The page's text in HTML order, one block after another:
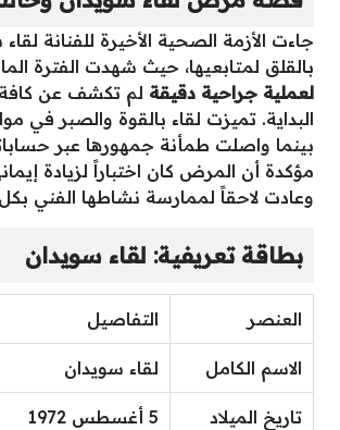
جاءت الأزمة الصحية الأخيرة للفنانة
بالقلق لمتابعيها، حيث شهدت الفترة
لعملية جراحية دقيقة لم تكشف عن
البداية. تميزت لقاء بالقوة والصبر في
بينما واصلت طمأنة جمهورها عبر
مؤكدة أن المرض كان اختباراً لزيادة
وعادت لاحقاً لممارسة نشاطها الفني
بطاقة تعريفية: لقاء سويدان
العنصر التفاصيل
الاسم الكامل لقاء سويدان
تاريخ الميلاد 5 أغسطس 1972